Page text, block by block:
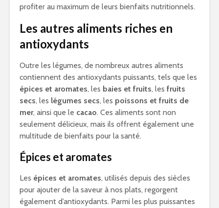
profiter au maximum de leurs bienfaits nutritionnels.
Les autres aliments riches en
antioxydants
Outre les légumes, de nombreux autres aliments
contiennent des antioxydants puissants, tels que les
épices et aromates, les baies et fruits, les fruits
secs, les légumes secs, les poissons et fruits de
mer, ainsi que le cacao. Ces aliments sont non
seulement délicieux, mais ils offrent également une
multitude de bienfaits pour la santé.
Épices et aromates
Les épices et aromates, utilisés depuis des siècles
pour ajouter de la saveur à nos plats, regorgent
également d’antioxydants. Parmi les plus puissantes